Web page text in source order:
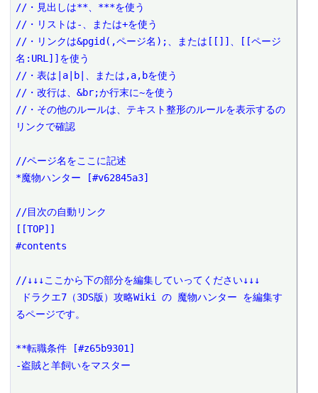
//・見出しは**、***を使う
//・リストは-、または+を使う
//・リンクは&pgid(,ページ名);、または[[]]、[[ページ
名:URL]]を使う
//・表は|a|b|、または,a,bを使う
//・改行は、&br;か行末に~を使う
//・その他のルールは、テキスト整形のルールを表示するの
リンクで確認
//ページ名をここに記述
*魔物ハンター [#v62845a3]
//目次の自動リンク
[[TOP]]
#contents
//↓↓↓ここから下の部分を編集していってください↓↓↓
るページです。
**転職条件 [#z65b9301]
-盗賊と羊飼いをマスター